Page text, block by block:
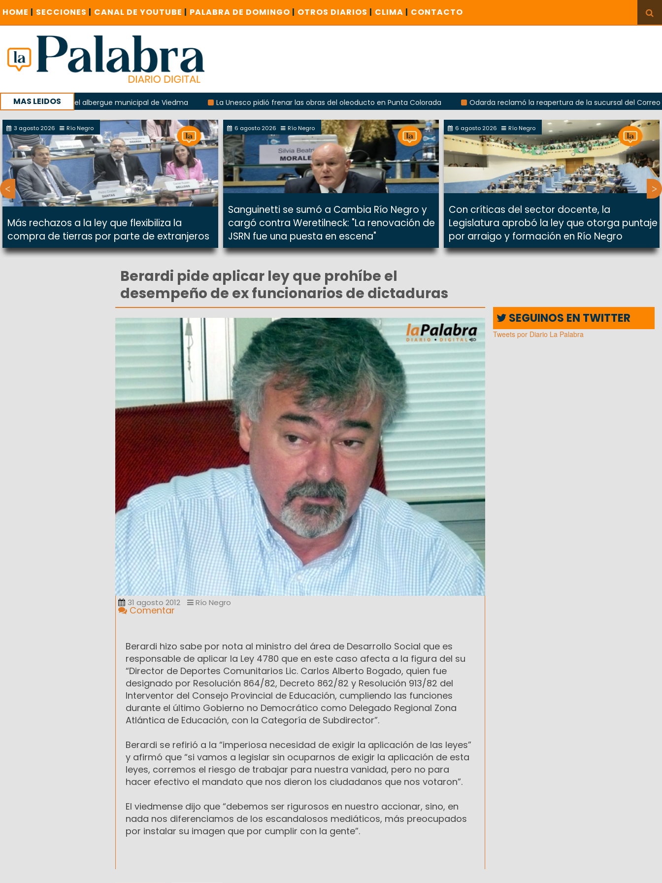
HOME | SECCIONES | CANAL DE YOUTUBE | PALABRA DE DOMINGO | OTROS DIARIOS | CLIMA | CONTACTO
MAS LEIDOS
del albergue municipal de Viedma La Unesco pidió frenar las obras del oleoducto en Punta Colorada
Odarda reclamó la reapertura de la sucursal del Correo Argentino
con un encuentro provincial en Roca
3 agosto 2026 Río Negro
Más rechazos a la ley que flexibiliza la
compra de tierras por parte de extranjeros
6 agosto 2026 Río Negro
Sanguinetti se sumó a Cambia Río Negro y
cargó contra Weretilneck: "La renovación de
JSRN fue una puesta en escena"
6 agosto 2026 Río Negro
Con críticas del sector docente, la
Legislatura aprobó la ley que otorga puntaje
por arraigo y formación en Río Negro
Berardi pide aplicar ley que prohíbe el
desempeño de ex funcionarios de dictaduras
31 agosto 2012 Río Negro
Comentar
Berardi hizo sabe por nota al ministro del área de Desarrollo Social que es
responsable de aplicar la Ley 4780 que en este caso afecta a la figura del su
“Director de Deportes Comunitarios Lic. Carlos Alberto Bogado, quien fue
designado por Resolución 864/82, Decreto 862/82 y Resolución 913/82 del
Interventor del Consejo Provincial de Educación, cumpliendo las funciones
durante el último Gobierno no Democrático como Delegado Regional Zona
Atlántica de Educación, con la Categoría de Subdirector”.
Berardi se refirió a la “imperiosa necesidad de exigir la aplicación de las leyes”
y afirmó que “si vamos a legislar sin ocuparnos de exigir la aplicación de esta
leyes, corremos el riesgo de trabajar para nuestra vanidad, pero no para
hacer efectivo el mandato que nos dieron los ciudadanos que nos votaron”.
El viedmense dijo que “debemos ser rigurosos en nuestro accionar, sino, en
nada nos diferenciamos de los escandalosos mediáticos, más preocupados
por instalar su imagen que por cumplir con la gente”.
SEGUINOS EN TWITTER
Tweets por Diario La Palabra